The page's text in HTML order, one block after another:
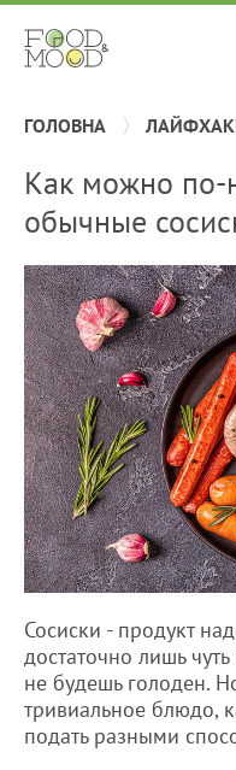
ГОЛОВНА
Как можно по-
обычные
Сосиски - продукт
достаточно лишь
не будешь голоден.
тривиальное блюдо,
подать разными